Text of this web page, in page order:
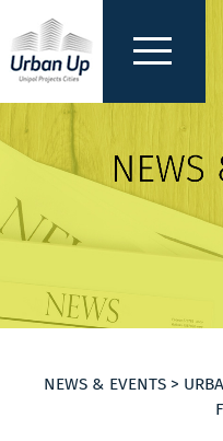
NEWS & EVENTS >